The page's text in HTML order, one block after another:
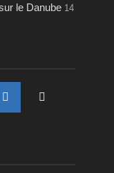
le Danube 14